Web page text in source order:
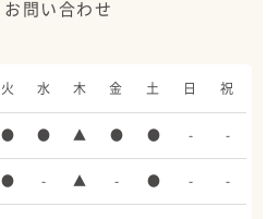
お問い合わせ
火 水 木 金 土 日 祝
● ● ▲ ● ● - -
● - ▲ - ● - -